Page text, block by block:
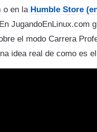
o en la Humble Store
JugandoEnLinux.com
el modo Carrera
idea real de como es